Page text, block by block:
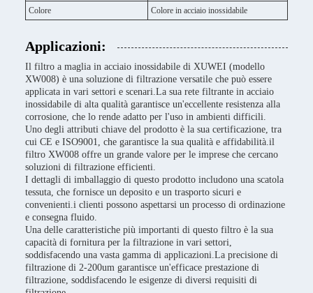
Colore
Colore in acciaio inossidabile
Applicazioni:
Il filtro a maglia in acciaio inossidabile di XUWEI (modello
XW008) è una soluzione di filtrazione versatile che può essere
applicata in vari settori e scenari.La sua rete filtrante in acciaio
inossidabile di alta qualità garantisce un'eccellente resistenza alla
corrosione, che lo rende adatto per l'uso in ambienti difficili.
Uno degli attributi chiave del prodotto è la sua certificazione, tra
cui CE e ISO9001, che garantisce la sua qualità e affidabilità.il
filtro XW008 offre un grande valore per le imprese che cercano
soluzioni di filtrazione efficienti.
I dettagli di imballaggio di questo prodotto includono una scatola
tessuta, che fornisce un deposito e un trasporto sicuri e
convenienti.i clienti possono aspettarsi un processo di ordinazione
e consegna fluido.
Una delle caratteristiche più importanti di questo filtro è la sua
capacità di fornitura per la filtrazione in vari settori,
soddisfacendo una vasta gamma di applicazioni.La precisione di
filtrazione di 2-200um garantisce un'efficace prestazione di
filtrazione, soddisfacendo le esigenze di diversi requisiti di